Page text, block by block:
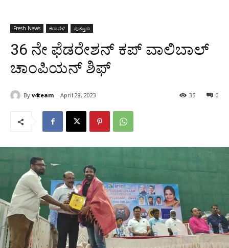
Fresh News ಕರಾವಳಿ ಪುತ್ತೂರು
36 ನೇ ಫೆಡರೇಶನ್ ಕಪ್ ವಾಲಿಬಾಲ್
ಚಾಂಪಿಯನ್ ಶಿಫ್
By v4team April 28, 2023 0
35